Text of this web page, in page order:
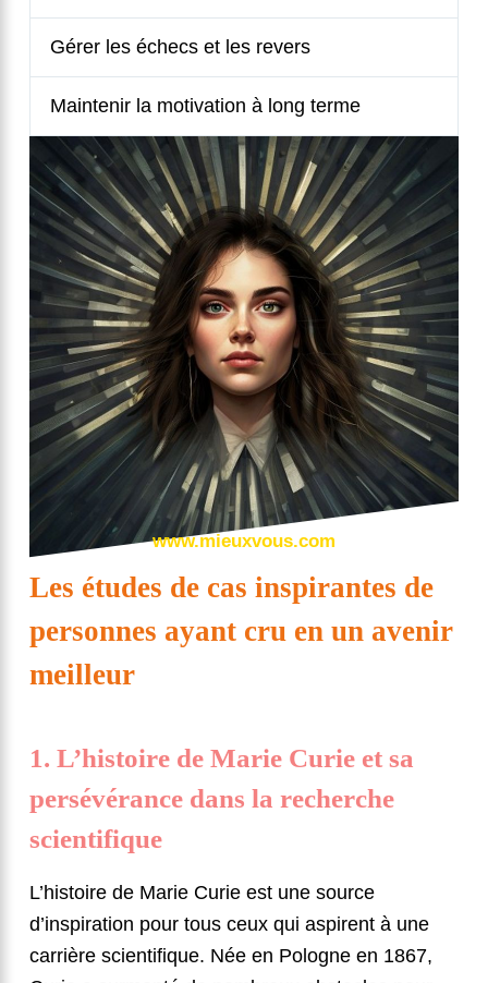
Gérer les échecs et les revers
Maintenir la motivation à long terme
www.mieuxvous.com
Les études de cas inspirantes de
personnes ayant cru en un avenir
meilleur
1. L’histoire de Marie Curie et sa
persévérance dans la recherche
scientifique
L’histoire de Marie Curie est une source
d’inspiration pour tous ceux qui aspirent à une
carrière scientifique. Née en Pologne en 1867,